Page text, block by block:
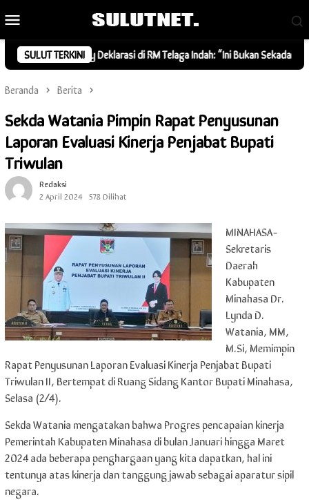
ke
konten
SULUT TERKINI
Community Deklarasi di RM Telaga Indah: “Ini Bukan Sekadar Gaya, Tapi
Beranda Berita
Sekda Watania Pimpin Rapat Penyusunan
Laporan Evaluasi Kinerja Penjabat Bupati
Triwulan
Redaksi
2 April 2024 578 Dilihat
MINAHASA-
Sekretaris
Daerah
Kabupaten
Minahasa Dr.
Lynda D.
Watania, MM,
M.Si, Memimpin
Rapat Penyusunan Laporan Evaluasi Kinerja Penjabat Bupati
Triwulan II, Bertempat di Ruang Sidang Kantor Bupati Minahasa,
Selasa (2/4).
Sekda Watania mengatakan bahwa Progres pencapaian kinerja
Pemerintah Kabupaten Minahasa di bulan Januari hingga Maret
2024 ada beberapa penghargaan yang kita dapatkan, hal ini
tentunya atas kinerja dan tanggung jawab sebagai aparatur sipil
negara.